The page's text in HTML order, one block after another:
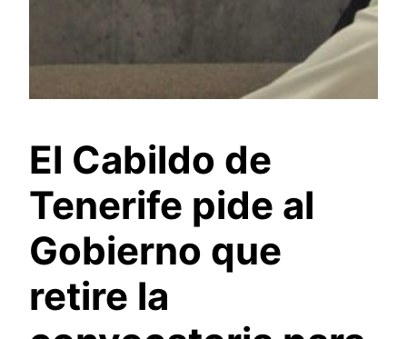
El Cabildo de
Tenerife pide al
Gobierno que
retire la